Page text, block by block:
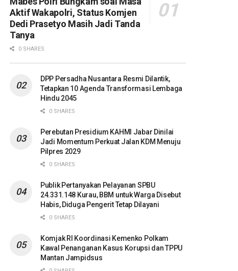
Aktif Wakapolri, Status Komjen
Dedi Prasetyo Masih Jadi Tanda
Tanya
0 SHARES
DPP Persadha Nusantara Resmi Dilantik,
Tetapkan 10 Agenda Transformasi Lembaga
Hindu 2045
0 SHARES
Perebutan Presidium KAHMI Jabar Dinilai
Jadi Momentum Perkuat Jalan KDM Menuju
Pilpres 2029
0 SHARES
Publik Pertanyakan Pelayanan SPBU
24.331.148 Kurau, BBM untuk Warga Disebut
Habis, Diduga Pengerit Tetap Dilayani
0 SHARES
Komjak RI Koordinasi Kemenko Polkam
Kawal Penanganan Kasus Korupsi dan TPPU
Mantan Jampidsus